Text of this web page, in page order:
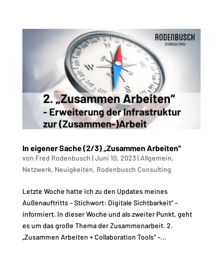
In eigener Sache (2/3) „Zusammen Arbeiten“
von Fred Rodenbusch | Juni 10, 2023| Allgemein,
Netzwerk, Neuigkeiten, Rodenbusch Consulting
Letzte Woche hatte ich zu den Updates meines
Außenauftritts – Stichwort: Digitale Sichtbarkeit“ –
informiert. In dieser Woche und als zweiter Punkt, geht
es um das große Thema der Zusammenarbeit. 2.
„Zusammen Arbeiten + Collaboration Tools“ –...